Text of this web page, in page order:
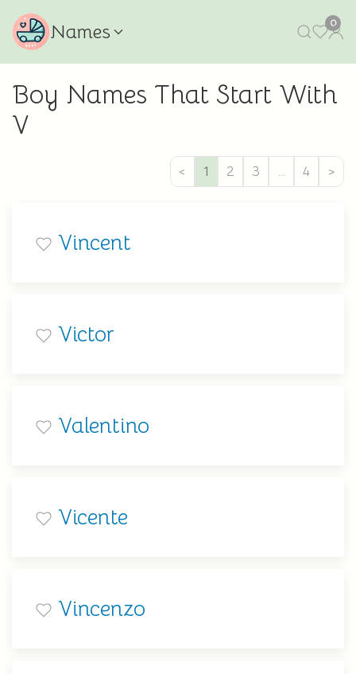
Names 0
Boy Names That Start With
V
< 1 2 3 … 4 >
Vincent
Victor
Valentino
Vicente
Vincenzo